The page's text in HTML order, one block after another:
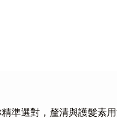
準選對，釐清與護髮素